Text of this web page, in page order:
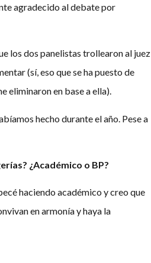
agradecido al debate por
los dos panelistas trollearon al juez
(sí, eso que se ha puesto de
eliminaron en base a ella).
hecho durante el año. Pese a
¿Académico o BP?
haciendo académico y creo que
en armonía y haya la